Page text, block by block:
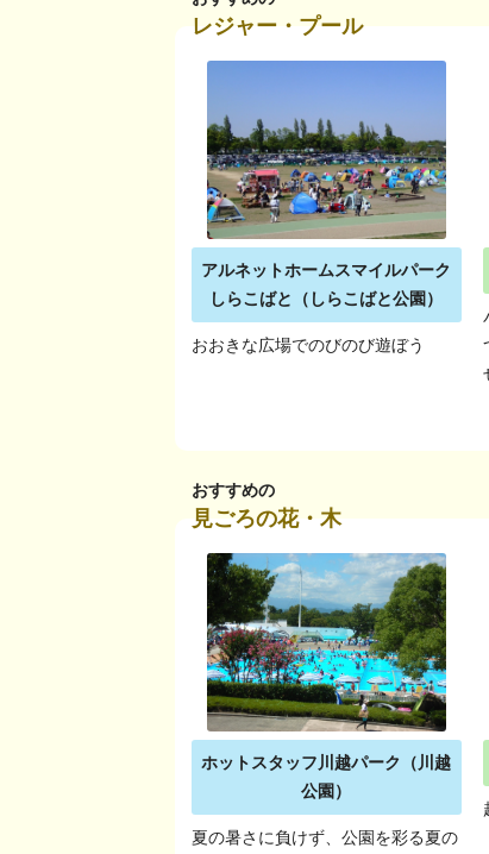
レジャー・プール
アルネットホームスマイルパーク
しらこばと（しらこばと公園）
おおきな広場でのびのび遊ぼう
おすすめの
見ごろの花・木
ホットスタッフ川越パーク（川越
公園）
夏の暑さに負けず、公園を彩る夏の